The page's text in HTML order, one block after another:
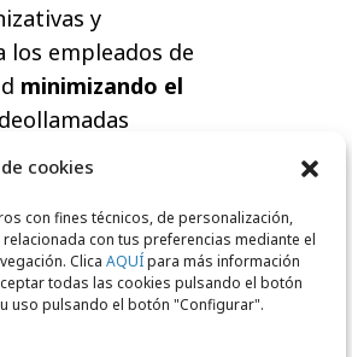
cookies
con fines técnicos, de personalización,
con tus preferencias mediante el
Clica AQUÍpara más información
todas las cookies pulsando el botón
uso pulsando el botón "Configurar".
y
los empleados de
minimizando el
nuestro
es una
compañía y
McLellan.
de laMicrosoft
a su lugar de